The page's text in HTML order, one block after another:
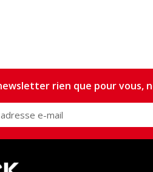
rien que pour vous,